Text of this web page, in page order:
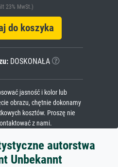
23% MwSt.)
do koszyka
DOSKONAŁA
jasność i kolor lub
obrazu, chętnie dokonamy
kosztów. Proszę nie
z nami.
autorstwa
Unbekannt